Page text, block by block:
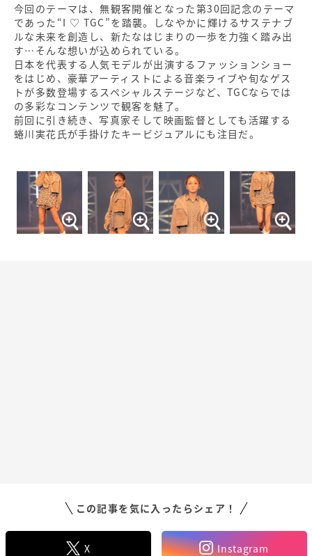
今回のテーマは、無観客開催となった第30回記念のテーマ
であった“I ♡ TGC”を踏襲。しなやかに輝けるサステナブ
ルな未来を創造し、新たなはじまりの一歩を力強く踏み出
す…そんな想いが込められている。
日本を代表する人気モデルが出演するファッションショー
をはじめ、豪華アーティストによる音楽ライブや旬なゲス
トが多数登場するスペシャルステージなど、TGCならでは
の多彩なコンテンツで観客を魅了。
前回に引き続き、写真家そして映画監督としても活躍する
蜷川実花氏が手掛けたキービジュアルにも注目だ。
この記事を気に入ったらシェア！
X Instagram